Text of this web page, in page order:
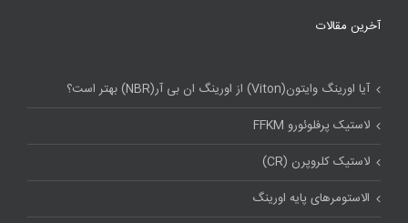
آخرین مقالات
آیا اورینگ وایتون(Viton) از اورینگ ان بی آر(NBR) بهتر است؟
لاستیک پرفلوئورو FFKM
لاستیک کلروپرن (CR)
الاستومرهای پایه اورینگ